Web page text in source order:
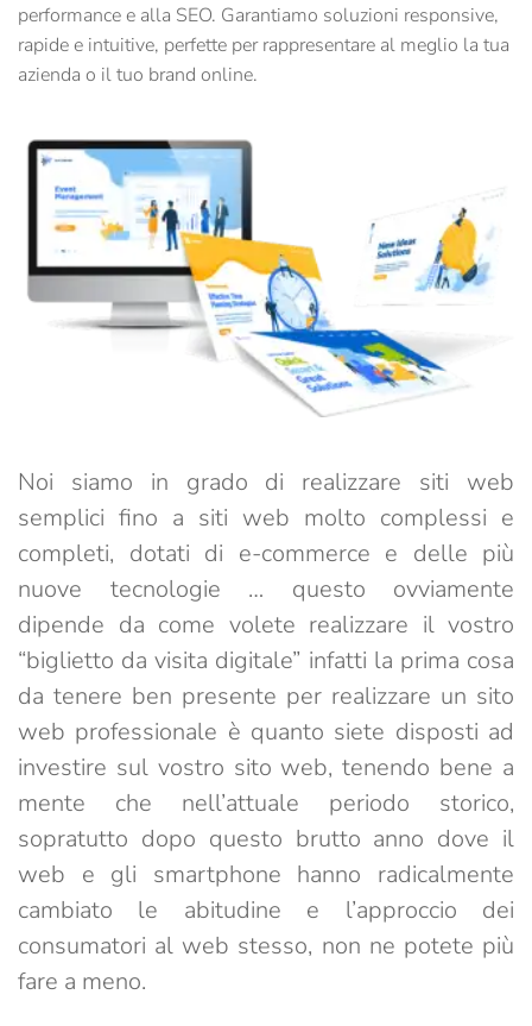
performance e alla SEO. Garantiamo soluzioni responsive,
rapide e intuitive, perfette per rappresentare al meglio la tua
azienda o il tuo brand online.
Noi siamo in grado di realizzare siti web
semplici fino a siti web molto complessi e
completi, dotati di e-commerce e delle più
nuove tecnologie … questo ovviamente
dipende da come volete realizzare il vostro
“biglietto da visita digitale” infatti la prima cosa
da tenere ben presente per realizzare un sito
web professionale è quanto siete disposti ad
investire sul vostro sito web, tenendo bene a
mente che nell’attuale periodo storico,
sopratutto dopo questo brutto anno dove il
web e gli smartphone hanno radicalmente
cambiato le abitudine e l’approccio dei
consumatori al web stesso, non ne potete più
fare a meno.